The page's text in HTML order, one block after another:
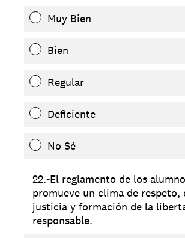
Muy Bien
Bien
Regular
Deficiente
No Sé
22.-El reglamento de los
promueve un clima de respeto,
justicia y formación de la
responsable.